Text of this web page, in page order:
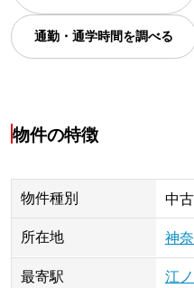
通勤・通学時間を調べる
物件の特徴
物件種別
中
所在地 神
最寄駅 江